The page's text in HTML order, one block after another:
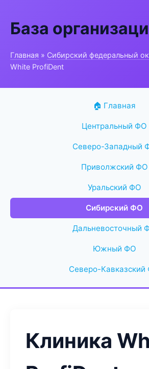
База
Главная » Сибирский федеральный
White ProfiDent
🏠 Главная
Центральный ФО
Северо-Западный
Приволжский ФО
Уральский ФО
Сибирский ФО
Дальневосточный
Южный ФО
Северо-
Клиника